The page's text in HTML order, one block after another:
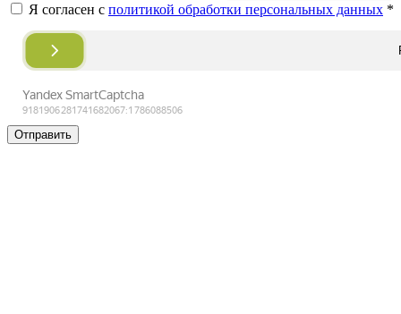
Я согласен с политикой обработки персональных данных *
Отправить